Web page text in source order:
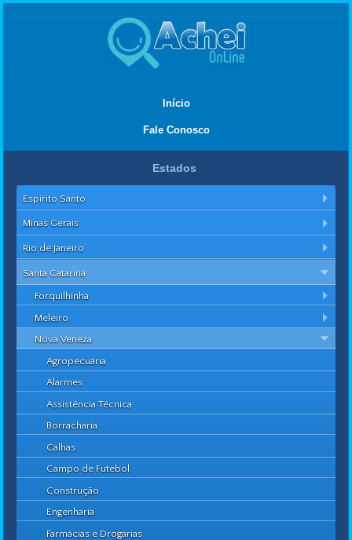
Início
Fale Conosco
Estados
Espírito Santo
Minas Gerais
Rio de Janeiro
Santa Catarina
Forquilhinha
Meleiro
Nova Veneza
Agropecuária
Alarmes
Assistência Técnica
Borracharia
Calhas
Campo de Futebol
Construção
Engenharia
Farmácias e Drogarias